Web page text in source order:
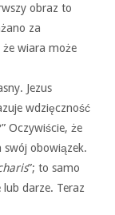
obraz to
za
że wiara może
Jezus
wdzięczność
Oczywiście, że
swój obowiązek.
”; to samo
lub darze. Teraz